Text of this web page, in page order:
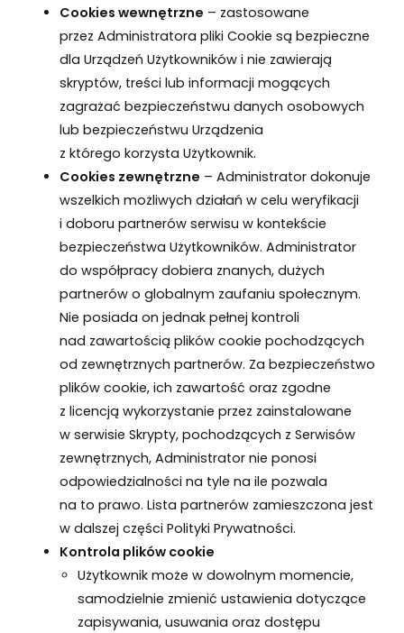
Cookies wewnętrzne – zastosowane
przez Administratora pliki Cookie są bezpieczne
dla Urządzeń Użytkowników i nie zawierają
skryptów, treści lub informacji mogących
zagrażać bezpieczeństwu danych osobowych
lub bezpieczeństwu Urządzenia
z którego korzysta Użytkownik.
Cookies zewnętrzne – Administrator dokonuje
wszelkich możliwych działań w celu weryfikacji
i doboru partnerów serwisu w kontekście
bezpieczeństwa Użytkowników. Administrator
do współpracy dobiera znanych, dużych
partnerów o globalnym zaufaniu społecznym.
Nie posiada on jednak pełnej kontroli
nad zawartością plików cookie pochodzących
od zewnętrznych partnerów. Za bezpieczeństwo
plików cookie, ich zawartość oraz zgodne
z licencją wykorzystanie przez zainstalowane
w serwisie Skrypty, pochodzących z Serwisów
zewnętrznych, Administrator nie ponosi
odpowiedzialności na tyle na ile pozwala
na to prawo. Lista partnerów zamieszczona jest
w dalszej części Polityki Prywatności.
Kontrola plików cookie
Użytkownik może w dowolnym momencie,
samodzielnie zmienić ustawienia dotyczące
zapisywania, usuwania oraz dostępu